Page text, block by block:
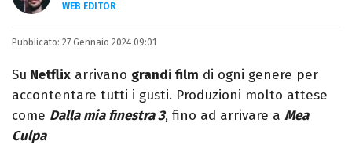
WEB EDITOR
LINKEDIN
Si avvicina all'editoria studiando all'IED
come Fashion Editor. Si specializza poi in
Comunicazione digitale, Giornalismo e
Nuovi media presso La Sapienza,
collaborando con alcune testate ed uffici
Pubblicato: 27 Gennaio 2024 09:01
Su Netflix arrivano grandi film di ogni genere per
accontentare tutti i gusti. Produzioni molto attese
come Dalla mia finestra 3, fino ad arrivare a Mea
Culpa